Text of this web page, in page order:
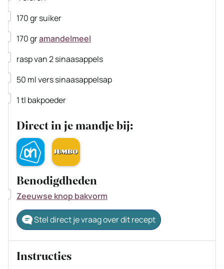
▢
170grsuiker
▢
170gramandelmeel
▢
rasp van 2 sinaasappels
▢
50 mlvers sinaasappelsap
▢
1tl bakpoeder
Direct in je mandje bij:
Benodigdheden
▢
Zeeuwse knop bakvorm
Stel direct je vraag over dit recept
Instructies